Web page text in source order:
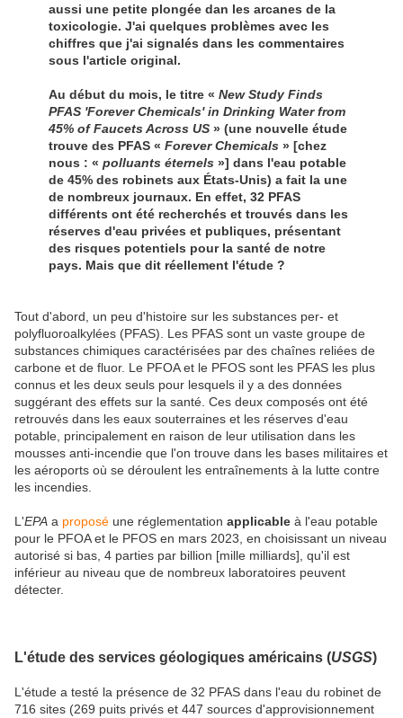
aussi une petite plongée dan les arcanes de la
toxicologie. J'ai quelques problèmes avec les
chiffres que j'ai signalés dans les commentaires
sous l'article original.
Au début du mois, le titre « New Study Finds
PFAS 'Forever Chemicals' in Drinking Water from
45% of Faucets Across US» (une nouvelle étude
trouve des PFAS « Forever Chemicals» [chez
nous : « polluants éternels»] dans l'eau potable
de 45% des robinets aux États-Unis) a fait la une
de nombreux journaux. En effet, 32 PFAS
différents ont été recherchés et trouvés dans les
réserves d'eau privées et publiques, présentant
des risques potentiels pour la santé de notre
pays. Mais que dit réellement l'étude ?
Tout d'abord, un peu d'histoire sur les substances per- et
polyfluoroalkylées (PFAS). Les PFAS sont un vaste groupe de
substances chimiques caractérisées par des chaînes reliées de
carbone et de fluor. Le PFOA et le PFOS sont les PFAS les plus
connus et les deux seuls pour lesquels il y a des données
suggérant des effets sur la santé. Ces deux composés ont été
retrouvés dans les eaux souterraines et les réserves d'eau
potable, principalement en raison de leur utilisation dans les
mousses anti-incendie que l'on trouve dans les bases militaires et
les aéroports où se déroulent les entraînements à la lutte contre
les incendies.
L'EPA a proposé une réglementation applicable à l'eau potable
pour le PFOA et le PFOS en mars 2023, en choisissant un niveau
autorisé si bas, 4 parties par billion [mille milliards], qu'il est
inférieur au niveau que de nombreux laboratoires peuvent
détecter.
L'étude des services géologiques américains (USGS)
L'étude a testé la présence de 32 PFAS dans l'eau du robinet de
716 sites (269 puits privés et 447 sources d'approvisionnement